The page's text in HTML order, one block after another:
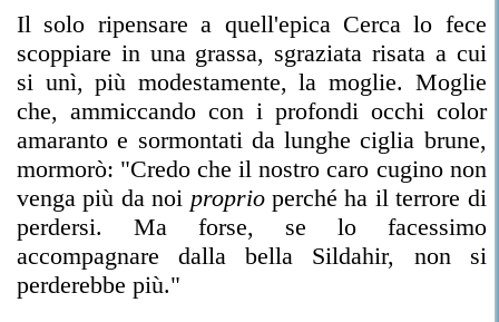
Il solo ripensare a quell'epica Cerca lo fece
scoppiare in una grassa, sgraziata risata a cui
si unì, più modestamente, la moglie. Moglie
che, ammiccando con i profondi occhi color
amaranto e sormontati da lunghe ciglia brune,
mormorò: "Credo che il nostro caro cugino non
venga più da noi proprioperché ha il terrore di
perdersi. Ma forse, se lo facessimo
accompagnare dalla bella Sildahir, non si
perderebbe più."